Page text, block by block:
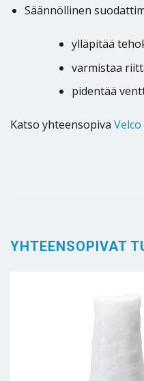
Säännöllinen
ylläpitää
varmistaa
pidentää
Katso yhteensopiva
YHTEENSOPIVAT